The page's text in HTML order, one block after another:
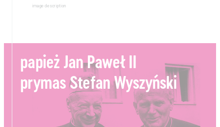
image description
papież Jan Paweł II
prymas Stefan Wyszyński